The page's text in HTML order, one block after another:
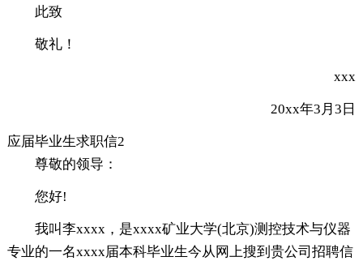
此致
敬礼！
xxx
20xx年3月3日
应届毕业生求职信2
尊敬的领导：
您好!
我叫李xxxx，是xxxx矿业大学(北京)测控技术与仪器
专业的一名xxxx届本科毕业生今从网上搜到贵公司招聘信